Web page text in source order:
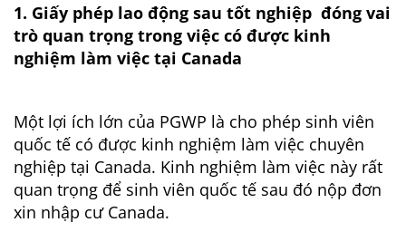
1. Giấy phép lao động sau tốt nghiệp đóng vai
trò quan trọng trong việc có được kinh
nghiệm làm việc tại Canada
Một lợi ích lớn của PGWP là cho phép sinh viên
quốc tế có được kinh nghiệm làm việc chuyên
nghiệp tại Canada. Kinh nghiệm làm việc này rất
quan trọng để sinh viên quốc tế sau đó nộp đơn
xin nhập cư Canada.